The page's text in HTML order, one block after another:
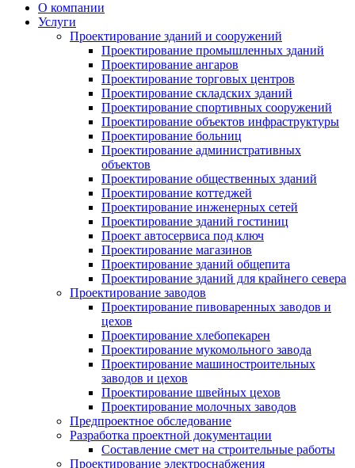
О компании
Услуги
Проектирование зданий и сооружений
Проектирование промышленных зданий
Проектирование ангаров
Проектирование торговых центров
Проектирование складских зданий
Проектирование спортивных сооружений
Проектирование объектов инфраструктуры
Проектирование больниц
Проектирование административных
объектов
Проектирование общественных зданий
Проектирование коттеджей
Проектирование инженерных сетей
Проектирование зданий гостиниц
Проект автосервиса под ключ
Проектирование магазинов
Проектирование зданий общепита
Проектирование зданий для крайнего севера
Проектирование заводов
Проектирование пивоваренных заводов и
цехов
Проектирование хлебопекарен
Проектирование мукомольного завода
Проектирование машиностроительных
заводов и цехов
Проектирование швейных цехов
Проектирование молочных заводов
Предпроектное обследование
Разработка проектной документации
Составление смет на строительные работы
Проектирование электроснабжения